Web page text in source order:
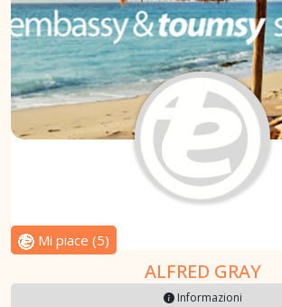
Mi piace (5)
ALFRED GRAY
Informazioni